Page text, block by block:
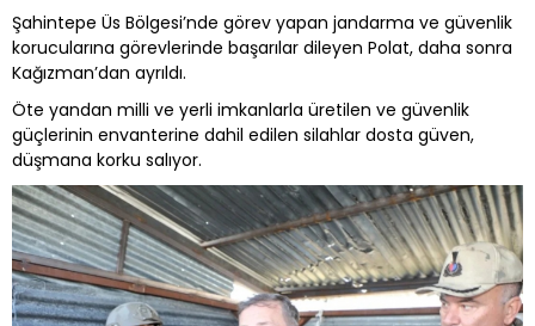
Şahintepe Üs Bölgesi’nde görev yapan jandarma ve güvenlik
korucularına görevlerinde başarılar dileyen Polat, daha sonra
Kağızman’dan ayrıldı.
Öte yandan milli ve yerli imkanlarla üretilen ve güvenlik
güçlerinin envanterine dahil edilen silahlar dosta güven,
düşmana korku salıyor.